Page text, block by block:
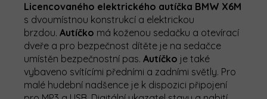
Licencovaného elektrického autíčka BMW X6M
s dvoumístnou konstrukcí a elektrickou
brzdou. Autíčko má koženou sedačku a otevírací
dveře a pro bezpečnost dítěte je na sedačce
umístěn bezpečnostní pas. Autíčko je také
vybaveno svítícími předními a zadními světly. Pro
malé hudební nadšence je k dispozici připojení